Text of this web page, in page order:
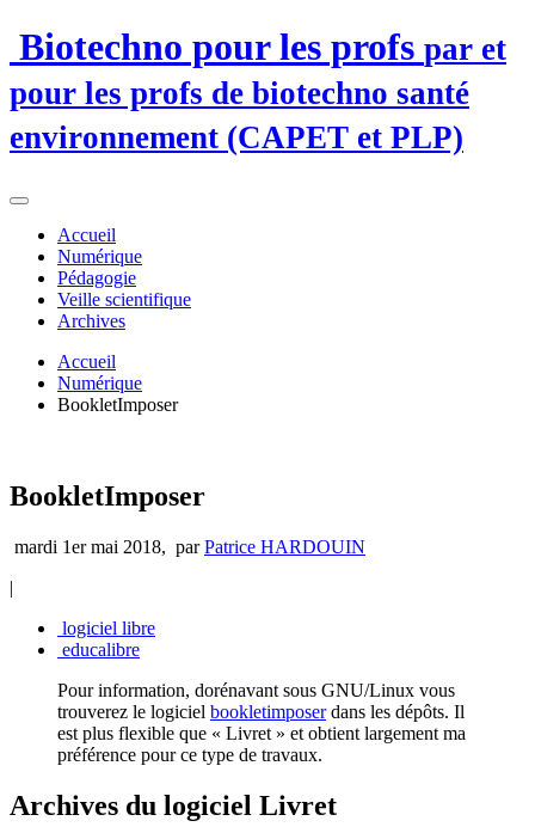
Biotechno pour les profs par et
pour les profs de biotechno santé
environnement (CAPET et PLP)
Accueil
Numérique
Pédagogie
Veille scientifique
Archives
Accueil
Numérique
BookletImposer
BookletImposer
mardi 1er mai 2018, parPatrice HARDOUIN
|
logiciel libre
educalibre
Pour information, dorénavant sous GNU/Linux vous
trouverez le logiciel bookletimposerdans les dépôts. Il
est plus flexible que « Livret » et obtient largement ma
préférence pour ce type de travaux.
Archives du logiciel Livret